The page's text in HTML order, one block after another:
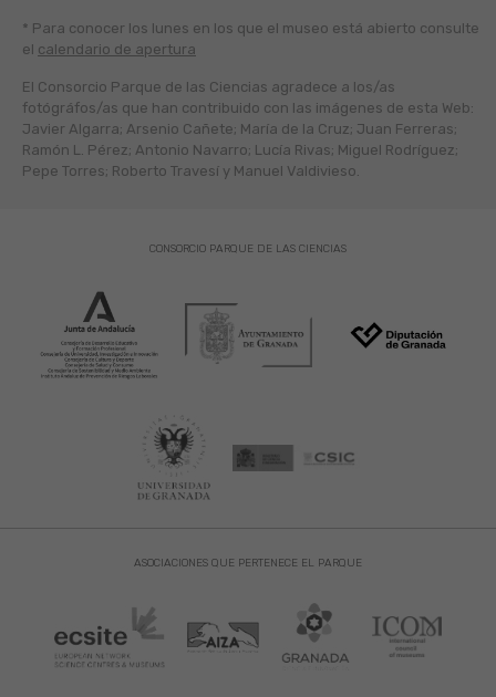
* Para conocer los lunes en los que el museo está abierto consulte
el calendario de apertura
El Consorcio Parque de las Ciencias agradece a los/as
fotógráfos/as que han contribuido con las imágenes de esta Web:
Javier Algarra; Arsenio Cañete; María de la Cruz; Juan Ferreras;
Ramón L. Pérez; Antonio Navarro; Lucía Rivas; Miguel Rodríguez;
Pepe Torres; Roberto Travesí y Manuel Valdivieso.
ASOCIACIONES QUE PERTENECE EL PARQUE
CONSORCIO PARQUE DE LAS CIENCIAS